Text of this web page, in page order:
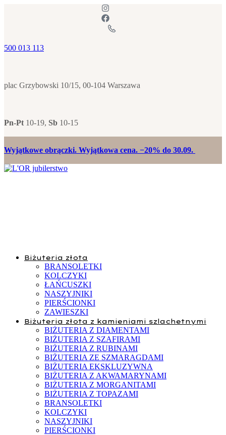
500 013 113
plac Grzybowski 10/15, 00-104 Warszawa
Pn-Pt 10-19, Sb 10-15
Wyjątkowe obrączki. Wyjątkowa cena. −20% do 30.09.
Biżuteria złota
BRANSOLETKI
KOLCZYKI
ŁAŃCUSZKI
NASZYJNIKI
PIERŚCIONKI
ZAWIESZKI
Biżuteria złota z kamieniami szlachetnymi
BIŻUTERIA Z DIAMENTAMI
BIŻUTERIA Z SZAFIRAMI
BIŻUTERIA Z RUBINAMI
BIŻUTERIA ZE SZMARAGDAMI
BIŻUTERIA EKSKLUZYWNA
BIŻUTERIA Z AKWAMARYNAMI
BIŻUTERIA Z MORGANITAMI
BIŻUTERIA Z TOPAZAMI
BRANSOLETKI
KOLCZYKI
NASZYJNIKI
PIERŚCIONKI